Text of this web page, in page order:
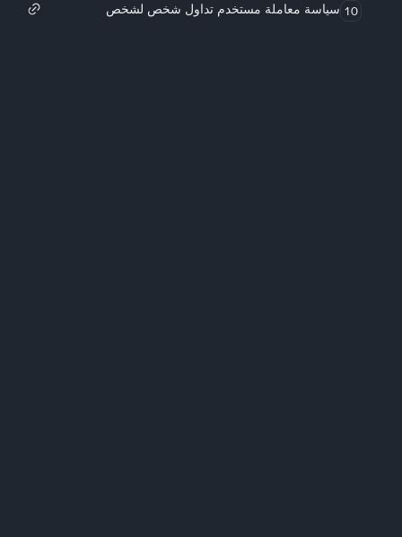
10 سياسة معاملة مستخدم تداول شخص لشخص